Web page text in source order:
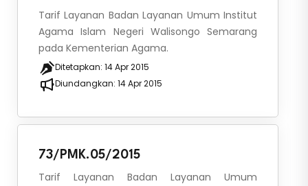
Tarif Layanan Badan Layanan Umum Institut
Agama Islam Negeri Walisongo Semarang
pada Kementerian Agama.
Ditetapkan: 14 Apr 2015
Diundangkan: 14 Apr 2015
73/PMK.05/2015
Tarif Layanan Badan Layanan Umum